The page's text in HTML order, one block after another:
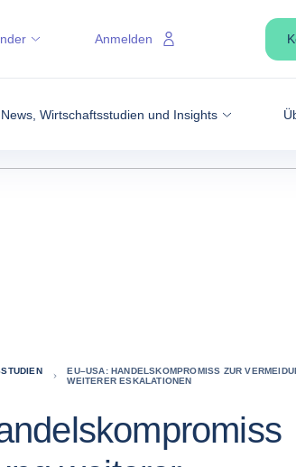
News, Wirtschaftsstudien und Insights
Anmelden
EU–USA: HANDELSKOMPROMISS ZUR
WEITERER ESKALATIONEN